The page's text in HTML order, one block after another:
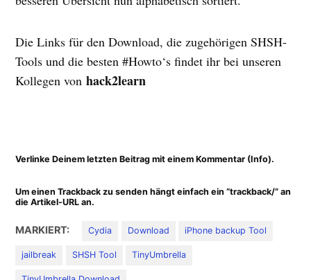
Die Links für den Download, die zugehörigen SHSH-
Tools und die besten #Howto‘s findet ihr bei unseren
Kollegen vonhack2learn
Verlinke Deinem letzten Beitrag mit einem Kommentar (Info).
Um einen Trackback zu senden hängt einfach ein “trackback/” an
die Artikel-URL an.
MARKIERT: Cydia Download iPhone backup Tool
jailbreak SHSH Tool TinyUmbrella